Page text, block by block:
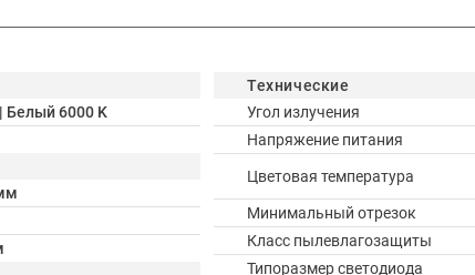
Белый 6000 K
Технические
Угол излучения
Напряжение питания
Цветовая температура
Минимальный отрезок
Класс пылевлагозащиты
Типоразмер светодиода